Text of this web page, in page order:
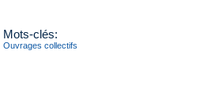
Mots-clés:
Ouvrages collectifs